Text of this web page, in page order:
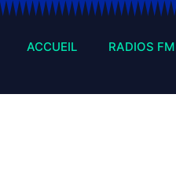
ACCUEIL RADIOS FM